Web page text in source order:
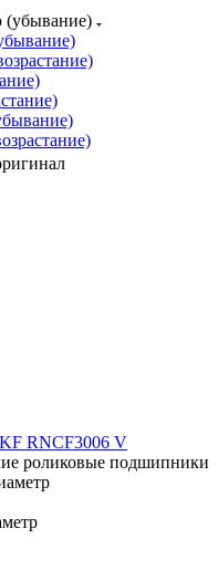
RNCF3006 V
роликовые подшипники